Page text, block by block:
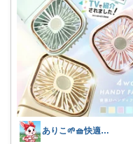
ありこ🌱🧺快適な暮らし雑貨🌻